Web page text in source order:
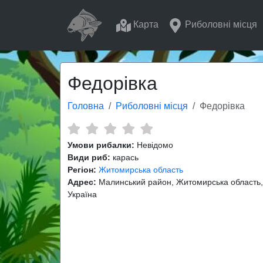
Карта Риболовні місця
Федорівка
Головна Риболовні місця Федорівка
Умови рибалки: Невідомо
Види риб: карась
Регіон: Житомирська область
Адрес: Малинський район, Житомирська область,
Україна